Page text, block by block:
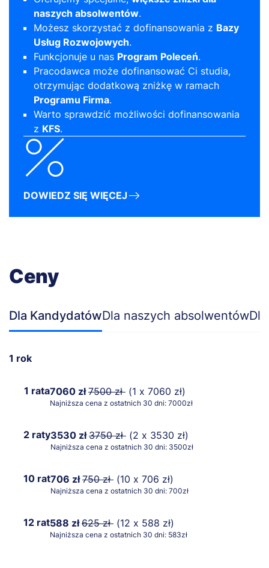
naszych absolwentów.
Możesz skorzystać z dofinansowania z Bazy
Usług Rozwojowych.
Funkcjonuje u nas Program Poleceń.
Pracodawca może dofinansować Ci studia,
otrzymując dodatkową zniżkę w ramach
Programu Firma.
Warto sprawdzić możliwości dofinansowania
z KFS.
DOWIEDZ SIĘ WIĘCEJ
Ceny
Dla KandydatówDla naszych absolwentów
1 rok
1 rata7060 zł7500 zł (1 x 7060 zł)
Najniższa cena z ostatnich 30 dni: 7000zł
2 raty3530 zł3750 zł (2 x 3530 zł)
Najniższa cena z ostatnich 30 dni: 3500zł
10 rat706 zł750 zł (10 x 706 zł)
Najniższa cena z ostatnich 30 dni: 700zł
12 rat588 zł625 zł (12 x 588 zł)
Najniższa cena z ostatnich 30 dni: 583zł